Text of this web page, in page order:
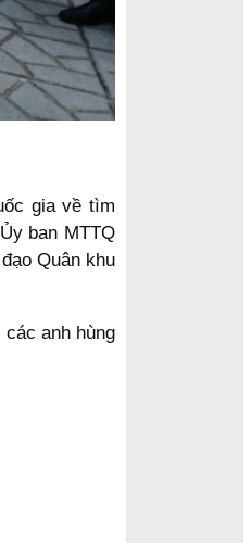
gia về tìm
ban MTTQ
Quân khu
anh hùng